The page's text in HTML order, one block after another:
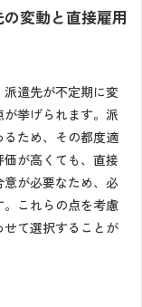
変動と直接雇用
遣先が不定期に変
挙げられます。派
ため、その都度適
が高くても、直接
が必要なため、必
これらの点を考慮
て選択することが